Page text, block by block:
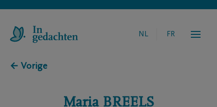
NL FR
← Vorige
Maria BREELS